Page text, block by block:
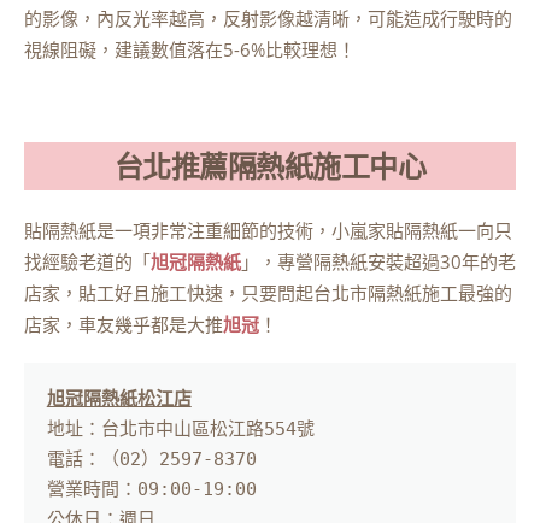
的影像，內反光率越高，反射影像越清晰，可能造成行駛時的
視線阻礙，建議數值落在5-6%比較理想！
台北推薦隔熱紙施工中心
貼隔熱紙是一項非常注重細節的技術，小嵐家貼隔熱紙一向只
找經驗老道的「旭冠隔熱紙 」，專營隔熱紙安裝超過30年的老
店家，貼工好且施工快速，只要問起台北市隔熱紙施工最強的
店家，車友幾乎都是大推旭冠 ！
旭冠隔熱紙松江店
地址：台北市中山區松江路554號
電話：（02）2597-8370
營業時間：09:00-19:00